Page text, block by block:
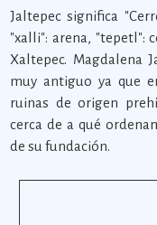
Jaltepec significa
"xalli": arena, "tepetl":
Xaltepec. Magdalena
muy antiguo ya que
ruinas de origen
cerca de a qué
de su fundación.